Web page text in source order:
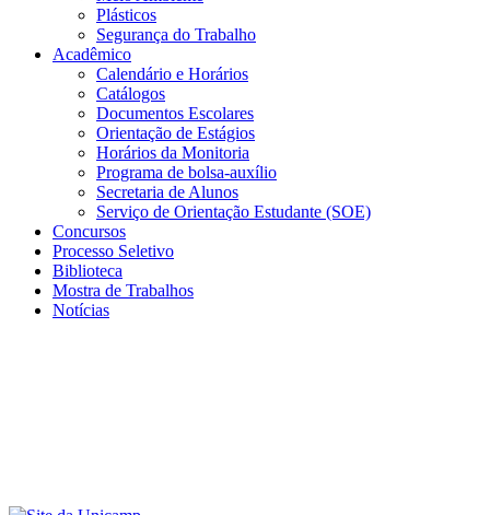
Plásticos
Segurança do Trabalho
Acadêmico
Calendário e Horários
Catálogos
Documentos Escolares
Orientação de Estágios
Horários da Monitoria
Programa de bolsa-auxílio
Secretaria de Alunos
Serviço de Orientação Estudante (SOE)
Concursos
Processo Seletivo
Biblioteca
Mostra de Trabalhos
Notícias